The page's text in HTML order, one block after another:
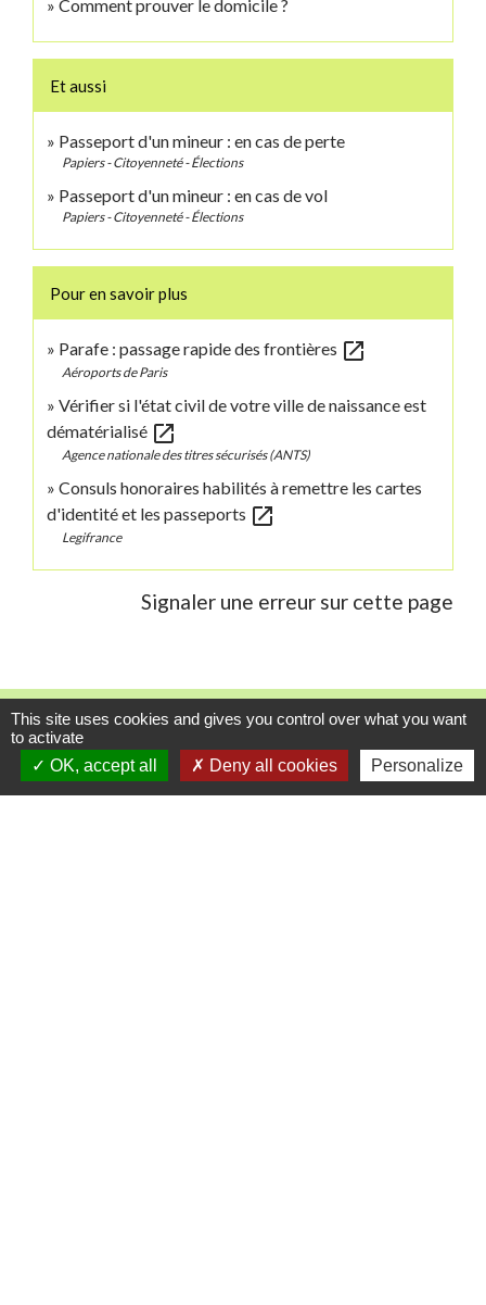
Comment prouver le domicile ?
Et aussi
Passeport d'un mineur : en cas de perte
Papiers - Citoyenneté - Élections
Passeport d'un mineur : en cas de vol
Papiers - Citoyenneté - Élections
Pour en savoir plus
Parafe : passage rapide des frontières open_in_new
Aéroports de Paris
Vérifier si l'état civil de votre ville de naissance est
dématérialisé open_in_new
Agence nationale des titres sécurisés (ANTS)
Consuls honoraires habilités à remettre les cartes
d'identité et les passeports open_in_new
Legifrance
Signaler une erreur sur cette page
Contacts
Commune de Danne-et-Quatre-Vents
2 Rue de l'Église
This site uses cookies and gives you control over what you want
to activate
OK, accept all
Deny all cookies Personalize